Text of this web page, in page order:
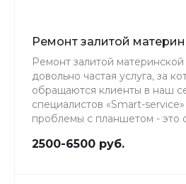
Ремонт залитой
Ремонт залитой
довольно частая услуга, за
обращаются клиенты в наш
специалистов «Smart-
проблемы с планшетом - это
уделяем особое внимание.
2500-6500 руб.